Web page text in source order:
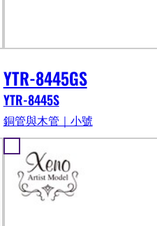
YTR-8445GS
YTR-8445S
銅管與木管｜小號